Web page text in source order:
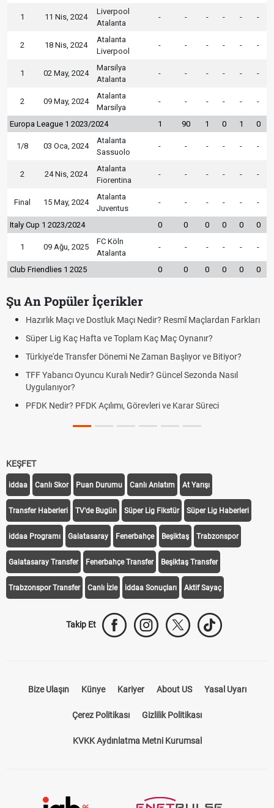
1 11 Nis, 2024
Liverpool
Atalanta
- - - - - -
2 18 Nis, 2024
Atalanta
Liverpool
- - - - - -
1 02 May, 2024
Marsilya
Atalanta
- - - - - -
2 09 May, 2024
Atalanta
Marsilya
- - - - - -
Europa League 1 2023/2024 1 90 1 0 1 0
1/8 03 Oca, 2024
Atalanta
Sassuolo
- - - - - -
2 24 Nis, 2024
Atalanta
Fiorentina
- - - - - -
Final 15 May, 2024
Atalanta
Juventus
- - - - - -
Italy Cup 1 2023/2024 0 0 0 0 0 0
1 09 Ağu, 2025
FC Köln
Atalanta
- - - - - -
Club Friendlies 1 2025 0 0 0 0 0 0
Şu An Popüler İçerikler
Nedir? Resmî Maçlardan Farkları
Kaç Maç Oynanır?
Ne Zaman Başlıyor ve Bitiyor?
Nedir? Güncel Sezonda Nasıl
Görevleri ve Karar Süreci
Puan Durumunda AG, OM
Skor Ne Demek? Sporda
Futbol Nasıl Oynanır?
Deplasman Golü Kuralı
DGS Sonuçları Ne Zaman
KEŞFET
iddaa Canlı Skor Puan Durumu Canlı Anlatım At Yarışı
Transfer Haberleri TV'de Bugün Süper Lig Fikstür Süper Lig Haberleri
iddaa Programı Galatasaray Fenerbahçe Beşiktaş Trabzonspor
Galatasaray Transfer Fenerbahçe Transfer Beşiktaş Transfer
Trabzonspor Transfer Canlı İzle iddaa Sonuçları Aktif Sayaç